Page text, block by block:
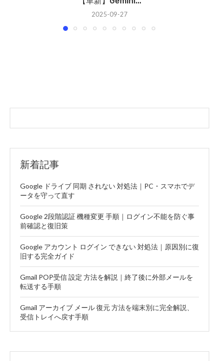
2025-09-27
新着記事
Google ドライブ 同期 されない 対処法｜PC・スマホでデ
ータを守って直す
Google 2段階認証 機種変更 手順｜ログイン不能を防ぐ事
前確認と復旧策
Google アカウント ログイン できない 対処法｜原因別に復
旧する完全ガイド
Gmail POP受信 設定 方法を解説｜終了後に外部メールを
転送する手順
Gmail アーカイブ メール 復元 方法を端末別に完全解説、
受信トレイへ戻す手順